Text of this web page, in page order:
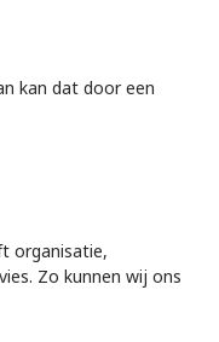
kan dat door een
organisatie,
Zo kunnen wij ons